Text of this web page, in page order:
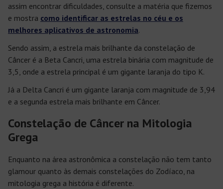
assim encontrar dificuldades, consulte a matéria que fizemos
e mostra como identificar as estrelas no céu e os
melhores aplicativos de astronomia.
Sendo assim, a estrela mais brilhante da constelação de
Câncer é a Beta Cancri, uma estrela binária com magnitude de
3,5, onde a estrela principal é um gigante laranja do tipo K.
Já a Delta Cancri é um gigante laranja com magnitude de 3,94
e a segunda estrela mais brilhante em Câncer.
Constelação de Câncer na Mitologia
Grega
Enquanto na área astronômica a constelação não tem tanto
glamour quanto às demais constelações do Zodíaco, na
mitologia grega a história é diferente.